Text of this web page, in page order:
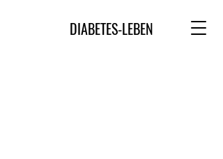
DIABETES-LEBEN